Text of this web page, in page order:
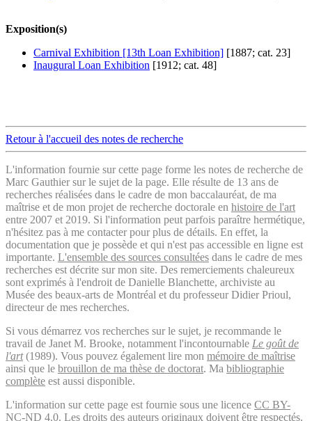
Exposition(s)
Carnival Exhibition [13th Loan Exhibition] [1887; cat. 23]
Inaugural Loan Exhibition [1912; cat. 48]
Retour à l'accueil des notes de recherche
L'information fournie sur cette page forme les notes de recherche de
Marc Gauthier sur le sujet de la page. Elle résulte de 13 ans de
recherches réalisées dans le cadre de mon baccalauréat, de ma
maîtrise et de mon projet de recherche doctorale en histoire de l'art
entre 2007 et 2019. Si l'information peut parfois paraître hermétique,
n'hésitez pas à me contacter pour plus de détails. En effet, la
documentation que je possède et qui n'est pas accessible en ligne est
importante. L'ensemble des sources consultées dans le cadre de mes
recherches est décrite sur mon site. Des remerciements chaleureux
sont exprimés à l'endroit de Danielle Blanchette, archiviste au
Musée des beaux-arts de Montréal et du professeur Didier Prioul,
directeur de mes recherches.
Si vous démarrez vos recherches sur le sujet, je recommande le
travail de Janet M. Brooke, notamment l'incontournable Le goût de
l'art(1989). Vous pouvez également lire mon mémoire de maîtrise
ainsi que le brouillon de ma thèse de doctorat. Ma bibliographie
complète est aussi disponible.
L'information sur cette page est fournie sous une licence CC BY-
NC-ND 4.0. Les droits des auteurs originaux doivent être respectés.